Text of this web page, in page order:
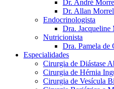
Dr. André
Dr. Allan
Endocrinologista
Dra.
Nutricionista
Dra. Pamela
Especialidades
Cirurgia de Diástase
Cirurgia de Hérnia
Cirurgia de Vesícula